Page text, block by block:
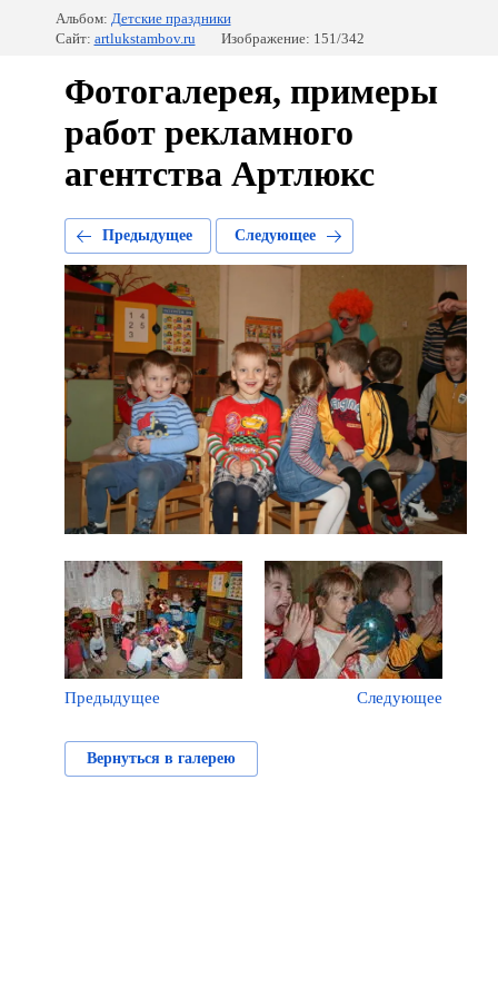
Альбом: Детские праздники
Сайт: artlukstambov.ru Изображение: 151/342
Фотогалерея, примеры
работ рекламного
агентства Артлюкс
Предыдущее Следующее
Предыдущее Следующее
Вернуться в галерею